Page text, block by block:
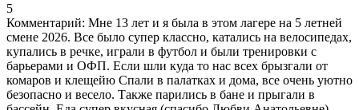
5
Комментарий: Мне 13 лет и я была в этом лагере на 5 летней
смене 2026. Все было супер классно, катались на велосипедах,
купались в речке, играли в футбол и были тренировки с
барьерами и ОФП. Если шли куда то нас всех брызгали от
комаров и клещейю Спали в палатках и дома, все очень уютно
безопасно и весело. Также парились в бане и прыгали в